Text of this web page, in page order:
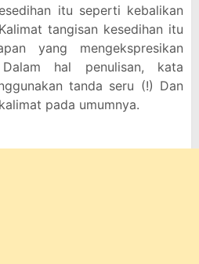
itu seperti kebalikan
tangisan kesedihan itu
yang mengekspresikan
hal penulisan, kata
tanda seru (!) Dan
pada umumnya.